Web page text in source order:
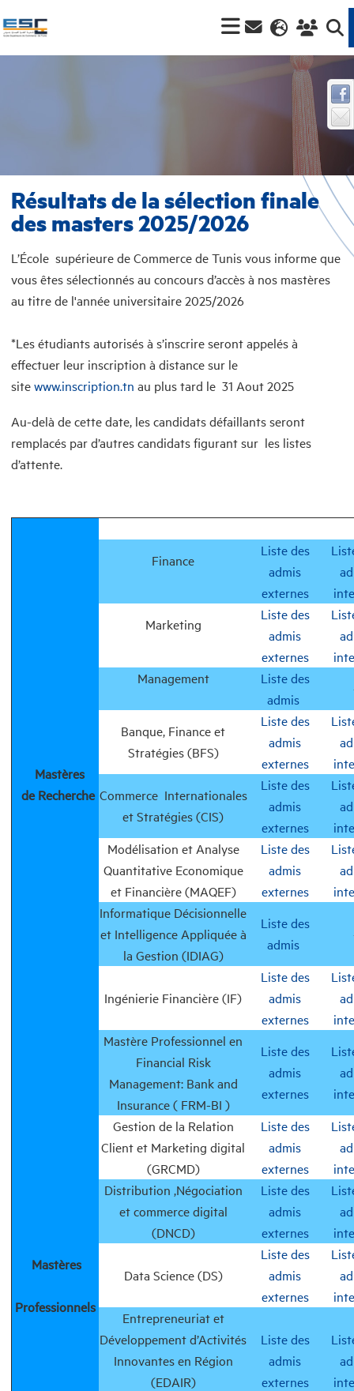
Résultats de la sélection finale
des masters 2025/2026
L’École supérieure de Commerce de Tunis vous informe que
vous êtes sélectionnés au concours d’accès à nos mastères
au titre de l'année universitaire 2025/2026
*Les étudiants autorisés à s’inscrire seront appelés à
effectuer leur inscription à distance sur le
sitewww.inscription.tn au plus tard le 31 Aout 2025
Au-delà de cette date, les candidats défaillants seront
remplacés par d’autres candidats figurant sur les listes
d’attente.
Mastères
de Recherche
Finance
Liste des
admis
externes
Marketing
Liste des
admis
externes
Management
Liste des
admis
Banque, Finance et
Stratégies (BFS)
Liste des
admis
externes
Commerce Internationales
et Stratégies (CIS)
Liste des
admis
externes
Modélisation et Analyse
Quantitative Economique
et Financière (MAQEF)
Liste des
admis
externes
Informatique Décisionnelle
et Intelligence Appliquée à
la Gestion (IDIAG)
Liste des
admis
Mastères
Professionnels
Ingénierie Financière (IF)
Liste des
admis
externes
Mastère Professionnel en
Financial Risk
Management: Bank and
Insurance ( FRM-BI )
Liste des
admis
externes
Gestion de la Relation
Client et Marketing digital
(GRCMD)
Liste des
admis
externes
Distribution ,Négociation
et commerce digital
(DNCD)
Liste des
admis
externes
Data Science (DS)
Liste des
admis
externes
Entrepreneuriat et
Développement d’Activités
Innovantes en Région
(EDAIR)
Liste des
admis
externes